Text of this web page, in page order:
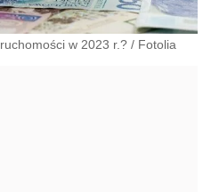
w 2023 r.? / Fotolia